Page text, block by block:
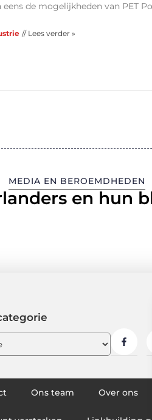
eens de mogelijkheden van PET
// Lees verder »
MEDIA EN BEROEMDHEDEN
en hun
Ons team Over ons